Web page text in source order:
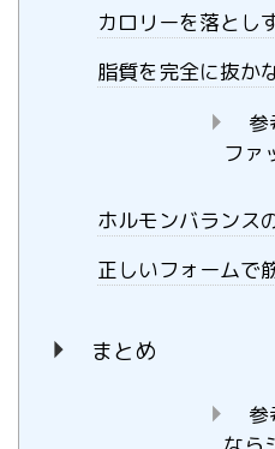
カロリーを落とし
脂質を完全に抜か
参
ファ
ホルモンバランス
正しいフォームで
まとめ
参